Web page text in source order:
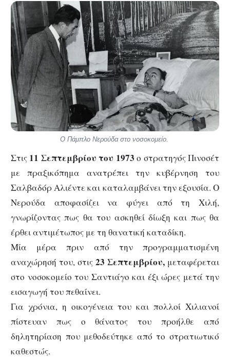
Ο Πάμπλο Νερούδα στο νοσοκομείο.
Στις 11 Σεπτεμβρίου του 1973 ο στρατηγός Πινοσέτ
με πραξικόπημα ανατρέπει την κυβέρνηση του
Σαλβαδόρ Αλιέντε και καταλαμβάνει την εξουσία. Ο
Νερούδα αποφασίζει να φύγει από τη Χιλή,
γνωρίζοντας πως θα του ασκηθεί δίωξη και πως θα
έρθει αντιμέτωπος με τη θανατική καταδίκη.
Μία μέρα πριν από την προγραμματισμένη
αναχώρησή του, στις 23 Σεπτεμβρίου, μεταφέρεται
στο νοσοκομείο του Σαντιάγο και έξι ώρες μετά την
εισαγωγή του πεθαίνει.
Για χρόνια, η οικογένεια του και πολλοί Χιλιανοί
πίστευαν πως ο θάνατος του προήλθε από
δηλητηρίαση που μεθοδεύτηκε από το στρατιωτικό
καθεστώς.